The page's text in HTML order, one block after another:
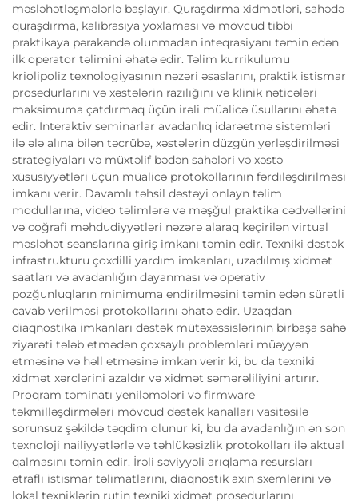
məsləhətləşmələrlə başlayır. Quraşdırma xidmətləri, sahədə
quraşdırma, kalibrasiya yoxlaması və mövcud tibbi
praktikaya pərakəndə olunmadan inteqrasiyanı təmin edən
ilk operator təlimini əhatə edir. Təlim kurrikulumu
kriolipoliz texnologiyasının nəzəri əsaslarını, praktik istismar
prosedurlarını və xəstələrin razılığını və klinik nəticələri
maksimuma çatdırmaq üçün irəli müalicə üsullarını əhatə
edir. İnteraktiv seminarlar avadanlıq idarəetmə sistemləri
ilə ələ alına bilən təcrübə, xəstələrin düzgün yerləşdirilməsi
strategiyaları və müxtəlif bədən sahələri və xəstə
xüsusiyyətləri üçün müalicə protokollarının fərdiləşdirilməsi
imkanı verir. Davamlı təhsil dəstəyi onlayn təlim
modullarına, video təlimlərə və məşğul praktika cədvəllərini
və coğrafi məhdudiyyətləri nəzərə alaraq keçirilən virtual
məsləhət seanslarına giriş imkanı təmin edir. Texniki dəstək
infrastrukturu çoxdilli yardım imkanları, uzadılmış xidmət
saatları və avadanlığın dayanması və operativ
pozğunluqların minimuma endirilməsini təmin edən sürətli
cavab verilməsi protokollarını əhatə edir. Uzaqdan
diaqnostika imkanları dəstək mütəxəssislərinin birbaşa sahə
ziyarəti tələb etmədən çoxsaylı problemləri müəyyən
etməsinə və həll etməsinə imkan verir ki, bu da texniki
xidmət xərclərini azaldır və xidmət səmərəliliyini artırır.
Proqram təminatı yeniləmələri və firmware
təkmilləşdirmələri mövcud dəstək kanalları vasitəsilə
sorunsuz şəkildə təqdim olunur ki, bu da avadanlığın ən son
texnoloji nailiyyətlərlə və təhlükəsizlik protokolları ilə aktual
qalmasını təmin edir. İrəli səviyyəli arıqlama resursları
ətraflı istismar təlimatlarını, diaqnostik axın sxemlərini və
lokal texniklərin rutin texniki xidmət prosedurlarını